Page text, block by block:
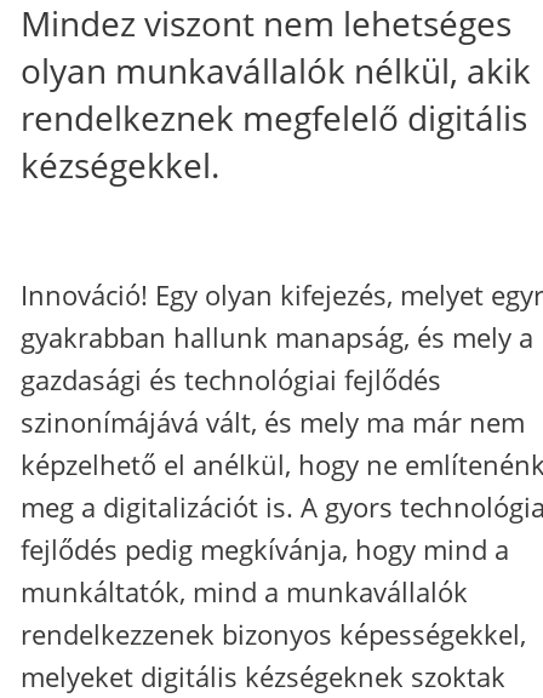
Mindez viszont nem lehetséges
olyan munkavállalók nélkül, akik
rendelkeznek megfelelő digitális
kézségekkel.
Innováció! Egy olyan kifejezés, melyet
gyakrabban hallunk manapság, és mely a
gazdasági és technológiai fejlődés
szinonímájává vált, és mely ma már nem
képzelhető el anélkül, hogy ne
meg a digitalizációt is. A gyors
fejlődés pedig megkívánja, hogy mind a
munkáltatók, mind a munkavállalók
rendelkezzenek bizonyos képességekkel,
melyeket digitális kézségeknek szoktak